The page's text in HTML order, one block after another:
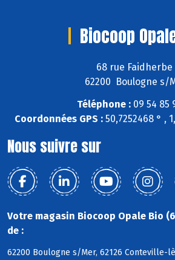
Biocoop
68 rue Faidherbe
62200 Boulogne s/
Téléphone :09 54 85
Coordonnées GPS : 50,7252468 ° ,
Nous suivre sur
Votre magasin Biocoop Opale Bio
de :
62200 Boulogne s/Mer, 62126 Conteville-